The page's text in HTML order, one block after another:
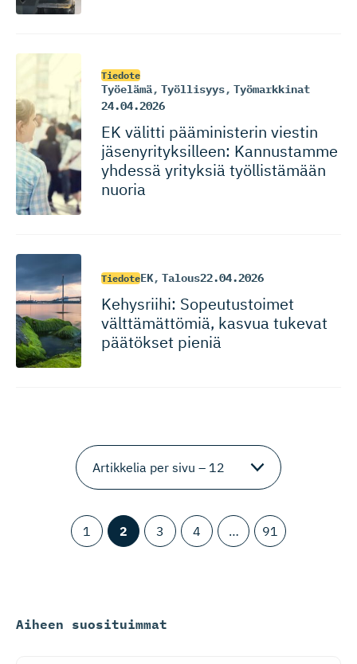
Tiedote
Työelämä, Työllisyys, Työmarkkinat
24.04.2026
EK välitti pääministerin viestin
jäsenyrityk­silleen: Kannustamme
yhdessä yrityksiä työllistämään
nuoria
TiedoteEK, Talous22.04.2026
Kehysriihi: Sopeutustoimet
välttämät­tömiä, kasvua tukevat
päätökset pieniä
1 2 3 4 … 91
Aiheen suosituimmat